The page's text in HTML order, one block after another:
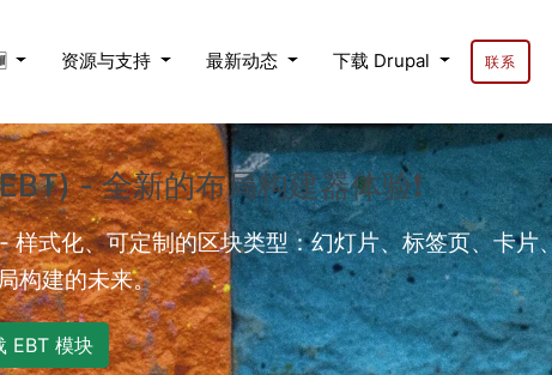
资源与支持 最新动态 下载 Drupal 联系
- 全新的布局构建器体验❗
样式化、可定制的区块类型：幻灯片、标签页、卡
构建的未来。
EBT 模块